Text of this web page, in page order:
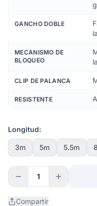
GANCHO DOBLE
MECANISMO DE
BLOQUEO
CLIP DE PALANCA
RESISTENTE
Longitud:
3m 5m 5.5m
1
Compartir